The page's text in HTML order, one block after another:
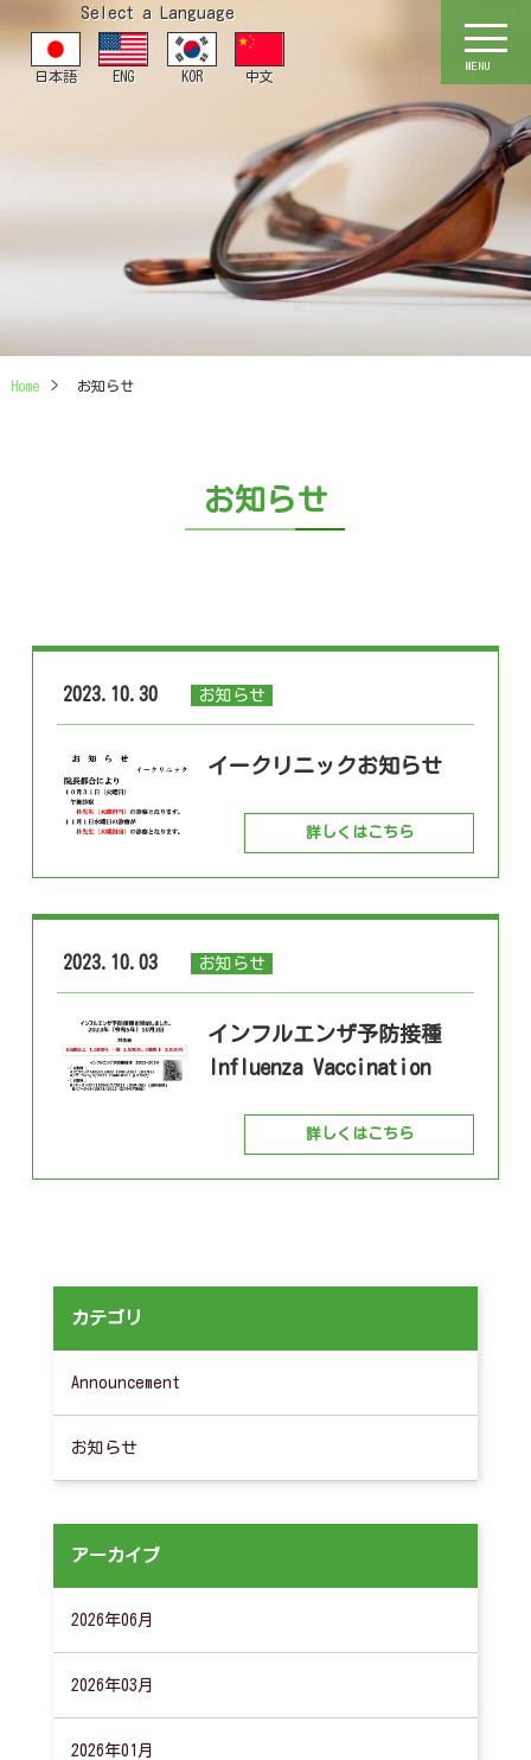
MENU
Select a Language
日本語 ENG KOR 中文
Home > お知らせ
お知らせ
2023.10.30 お知らせ
イークリニックお知らせ
詳しくはこちら
2023.10.03 お知らせ
インフルエンザ予防接種
Influenza Vaccination
詳しくはこちら
カテゴリ
Announcement
お知らせ
アーカイブ
2026年06月
2026年03月
2026年01月